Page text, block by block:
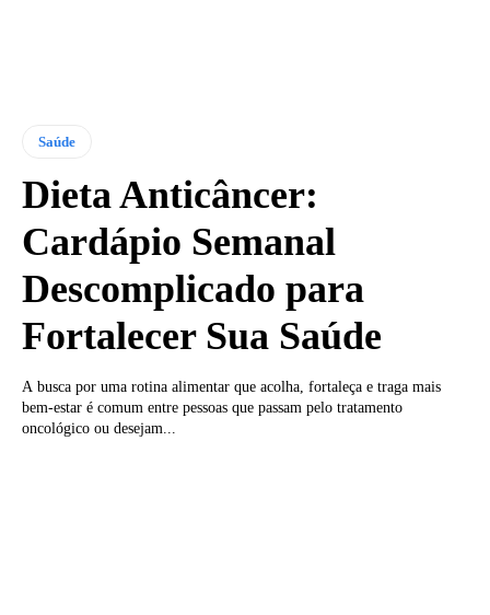
Saúde
Dieta Anticâncer:
Cardápio Semanal
Descomplicado para
Fortalecer Sua Saúde
A busca por uma rotina alimentar que acolha, fortaleça e traga mais
bem-estar é comum entre pessoas que passam pelo tratamento
oncológico ou desejam...